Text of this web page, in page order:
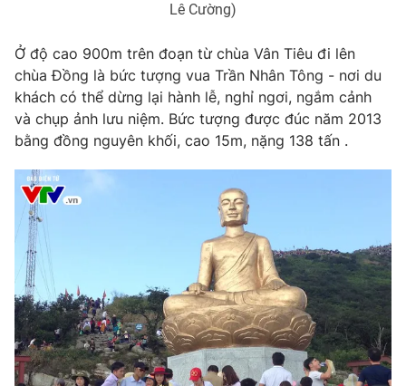
Lê Cường)
Ở độ cao 900m trên đoạn từ chùa Vân Tiêu đi lên
chùa Đồng là bức tượng vua Trần Nhân Tông - nơi du
khách có thể dừng lại hành lễ, nghỉ ngơi, ngắm cảnh
và chụp ảnh lưu niệm. Bức tượng được đúc năm 2013
bằng đồng nguyên khối, cao 15m, nặng 138 tấn .